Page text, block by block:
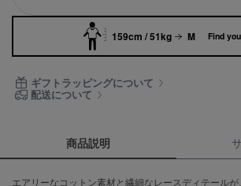
ビヨンドクローゼット
Calvin Klein
カルバン・クライン
159cm / 51kg M Find
ギフトラッピングについて
配送について
商品説明
エアリーなコットン素材と繊細なレースディテール